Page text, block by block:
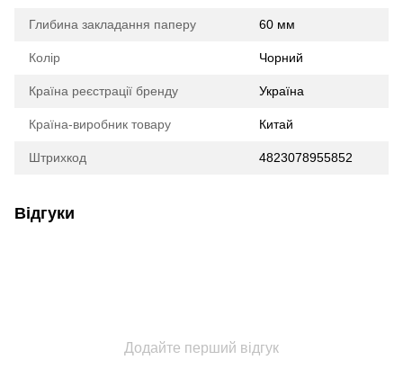
Глибина закладання паперу 60 мм
Колір Чорний
Країна реєстрації бренду Україна
Країна-виробник товару Китай
Штрихкод 4823078955852
Відгуки
Додайте перший відгук